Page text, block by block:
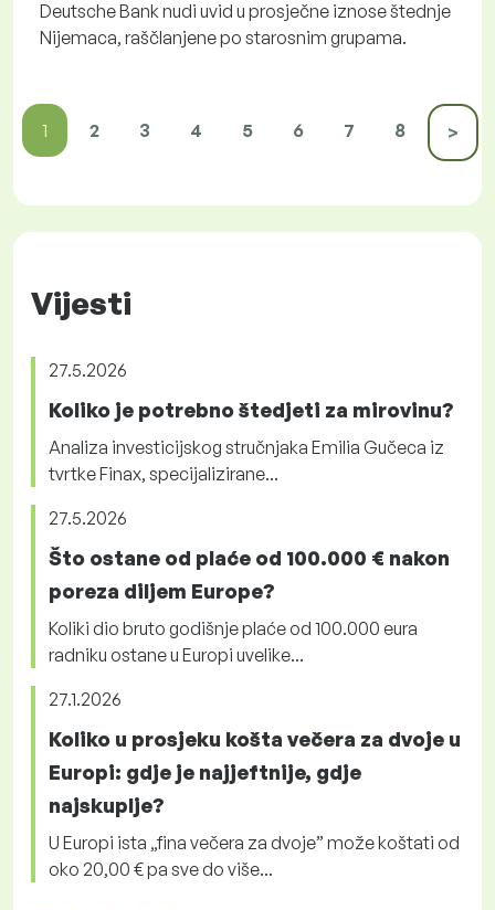
Deutsche Bank nudi uvid u prosječne iznose štednje
Nijemaca, raščlanjene po starosnim grupama.
1 2 3 4 5 6 7 8 >
Vijesti
27.5.2026
Koliko je potrebno štedjeti za mirovinu?
Analiza investicijskog stručnjaka Emilia Gučeca iz
tvrtke Finax, specijalizirane...
27.5.2026
Što ostane od plaće od 100.000 € nakon
poreza diljem Europe?
Koliki dio bruto godišnje plaće od 100.000 eura
radniku ostane u Europi uvelike...
27.1.2026
Koliko u prosjeku košta večera za dvoje u
Europi: gdje je najjeftnije, gdje
najskuplje?
U Europi ista „fina večera za dvoje” može koštati od
oko 20,00 € pa sve do više...